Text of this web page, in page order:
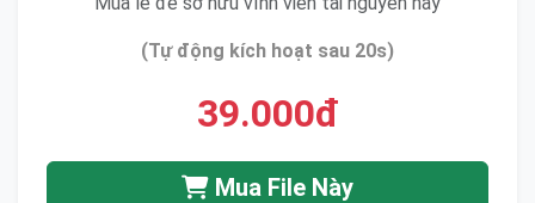
(Tự động kích hoạt sau 20s)
39.000đ
Mua File Này